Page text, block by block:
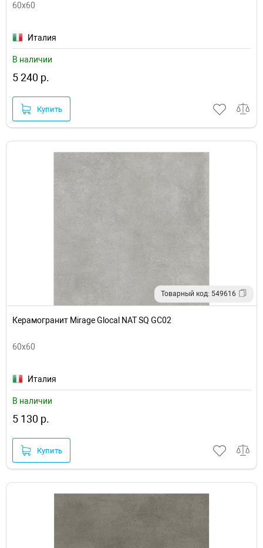
60x60
Италия
В наличии
5 240 р.
Купить
Товарный код: 549616
Керамогранит Mirage Glocal NAT SQ GC02
60x60
Италия
В наличии
5 130 р.
Купить